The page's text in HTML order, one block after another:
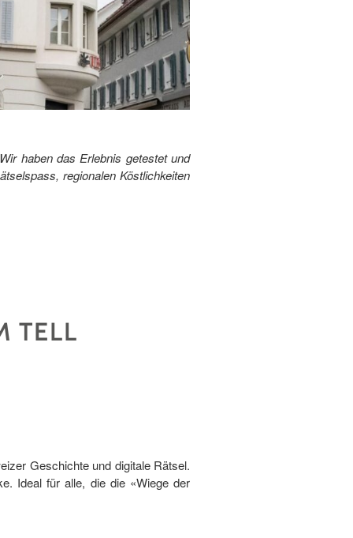
haben das Erlebnis getestet und
regionalen Köstlichkeiten
TELL
Geschichte und digitale Rätsel.
Ideal für alle, die die «Wiege der